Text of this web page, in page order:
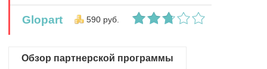
Glopart 590 руб.
Обзор партнерской программы